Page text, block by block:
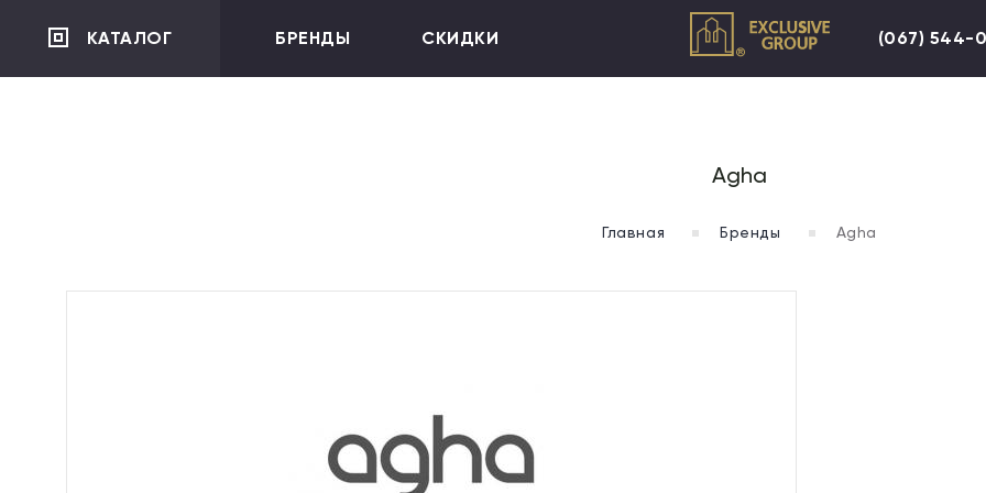
КАТАЛОГ
БРЕНДЫ СКИДКИ (067) 544-
Agha
Главная Бренды Agha